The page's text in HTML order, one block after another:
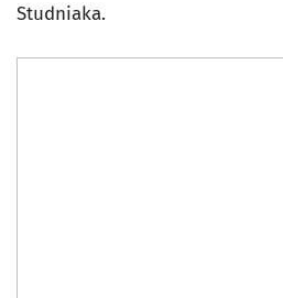
Studniaka.